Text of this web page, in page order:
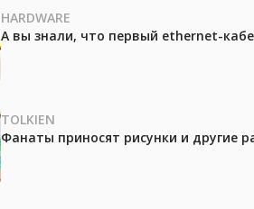
HARDWARE
А вы знали, что первый ethernet-
TOLKIEN
Фанаты приносят рисунки и другие